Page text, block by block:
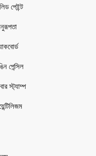
পেইন্ট
পেন্সিল
স্ট্যাম্প